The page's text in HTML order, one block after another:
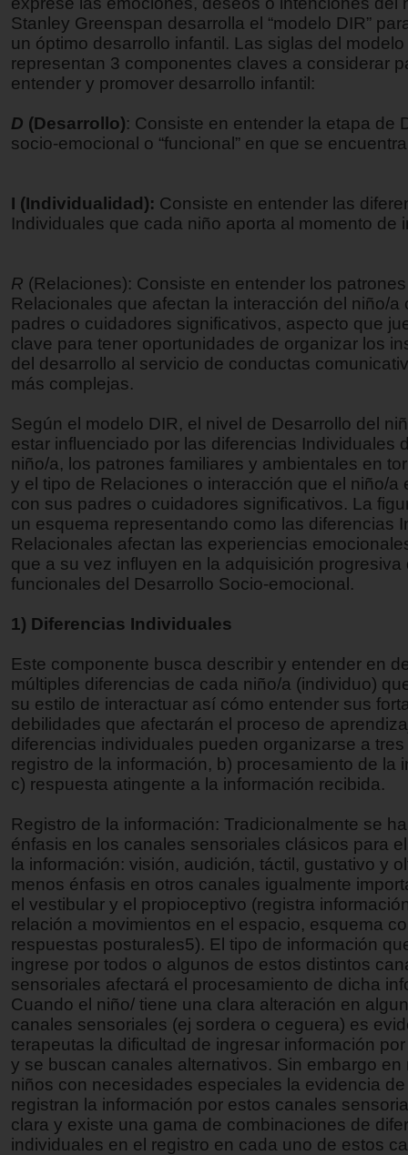
Stanley Greenspan desarrolla el “modelo DIR”
un óptimo desarrollo infantil. Las siglas del modelo
representan 3 componentes claves a considerar
entender y promover desarrollo infantil:
D (Desarrollo): Consiste en entender la etapa de
socio-emocional o “funcional” en que se
I (Individualidad): Consiste en entender las
Individuales que cada niño aporta al momento de
R (Relaciones): Consiste en entender los patrones
Relacionales que afectan la interacción del niño/a
padres o cuidadores significativos, aspecto que
clave para tener oportunidades de organizar los
del desarrollo al servicio de conductas
más complejas.
Según el modelo DIR, el nivel de Desarrollo del
estar influenciado por las diferencias Individuales
niño/a, los patrones familiares y ambientales en
y el tipo de Relaciones o interacción que el niño/a
con sus padres o cuidadores significativos. La
un esquema representando como las diferencias
Relacionales afectan las experiencias
que a su vez influyen en la adquisición progresiva
funcionales del Desarrollo Socio-emocional.
1) Diferencias Individuales
Este componente busca describir y entender en
múltiples diferencias de cada niño/a (individuo)
su estilo de interactuar así cómo entender sus
debilidades que afectarán el proceso de
diferencias individuales pueden organizarse a
registro de la información, b) procesamiento de la
c) respuesta atingente a la información recibida.
Registro de la información: Tradicionalmente se
énfasis en los canales sensoriales clásicos para
la información: visión, audición, táctil, gustativo y
menos énfasis en otros canales igualmente
el vestibular y el propioceptivo (registra
relación a movimientos en el espacio, esquema
respuestas posturales5). El tipo de información
ingrese por todos o algunos de estos distintos
sensoriales afectará el procesamiento de dicha
Cuando el niño/ tiene una clara alteración en
canales sensoriales (ej sordera o ceguera) es
terapeutas la dificultad de ingresar información
y se buscan canales alternativos. Sin embargo en
niños con necesidades especiales la evidencia
registran la información por estos canales
clara y existe una gama de combinaciones de
individuales en el registro en cada uno de estos